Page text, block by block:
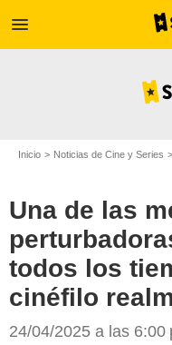
menu
Inicio Noticias de Cine y Series
Una de las
todos los
cinéfilo
24/04/2025 a las 6:00